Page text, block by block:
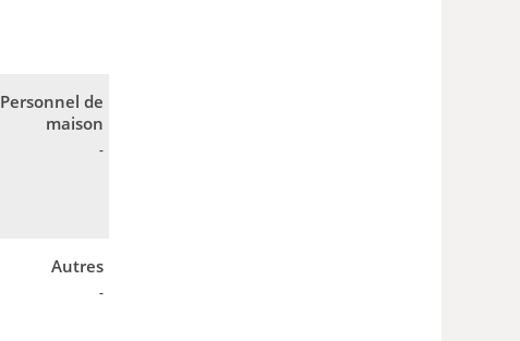
Personnel de
maison
-
Autres
-